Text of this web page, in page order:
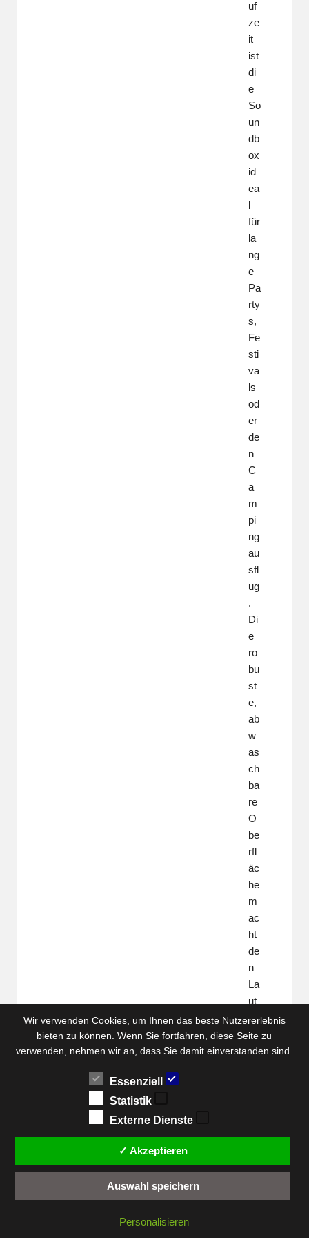
uf
ze
it
ist
di
e
So
un
db
ox
id
ea
l
für
la
ng
e
Pa
rty
s,
Fe
sti
va
ls
od
er
de
n
C
a
m
pi
ng
au
sfl
ug
.
Di
e
ro
bu
st
e,
ab
w
as
ch
ba
re
O
be
rfl
äc
he
m
ac
ht
de
n
La
ut
sp
re
ch
pfl
el
Wir verwenden Cookies, um Ihnen das beste Nutzererlebnis
bieten zu können. Wenn Sie fortfahren, diese Seite zu
verwenden, nehmen wir an, dass Sie damit einverstanden sind.
Essenziell
Statistik
Externe Dienste
✓ Akzeptieren
Auswahl speichern
Personalisieren